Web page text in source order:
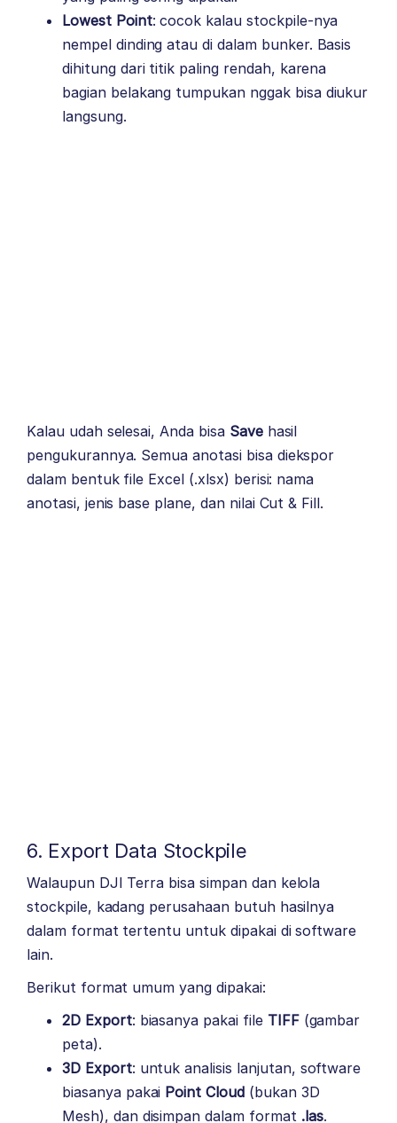
Lowest Point: cocok kalau stockpile-nya
nempel dinding atau di dalam bunker. Basis
dihitung dari titik paling rendah, karena
bagian belakang tumpukan nggak bisa diukur
langsung.
Kalau udah selesai, Anda bisa Savehasil
pengukurannya. Semua anotasi bisa diekspor
dalam bentuk file Excel (.xlsx) berisi: nama
anotasi, jenis base plane, dan nilai Cut & Fill.
6. Export Data Stockpile
Walaupun DJI Terra bisa simpan dan kelola
stockpile, kadang perusahaan butuh hasilnya
dalam format tertentu untuk dipakai di software
lain.
Berikut format umum yang dipakai:
2D Export: biasanya pakai file TIFF(gambar
peta).
3D Export: untuk analisis lanjutan, software
biasanya pakai Point Cloud(bukan 3D
Mesh), dan disimpan dalam format .las.